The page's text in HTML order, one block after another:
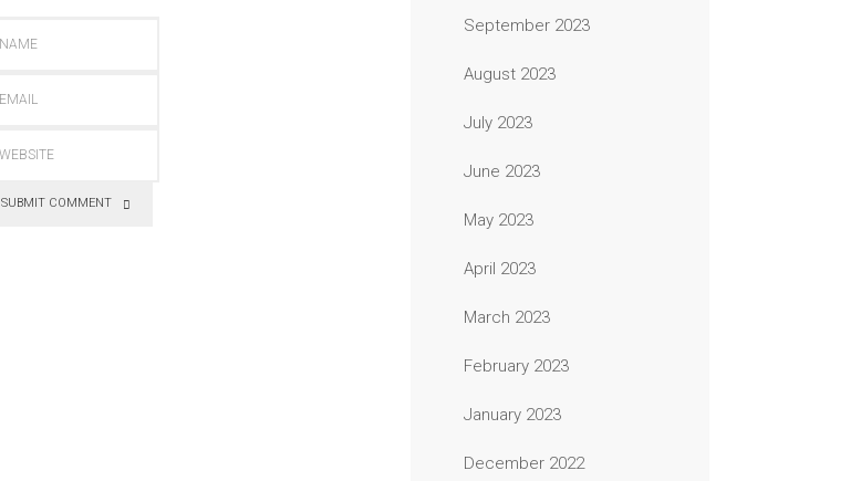
SUBMIT COMMENT
September 2023
August 2023
July 2023
June 2023
May 2023
April 2023
March 2023
February 2023
January 2023
December 2022